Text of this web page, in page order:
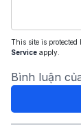
This site is protected
Service apply.
Bình luận